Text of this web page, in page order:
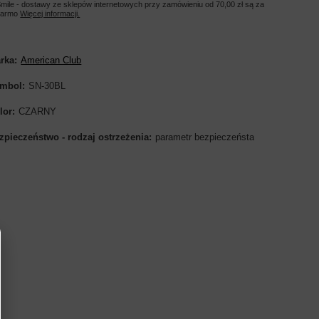
- dostawy ze sklepów internetowych przy zamówieniu od 70,00 zł są za
Więcej informacji.
American Club
SN-30BL
CZARNY
- rodzaj ostrzeżenia parametr bezpieczeństa